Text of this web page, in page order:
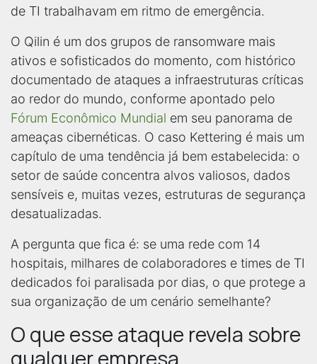
de TI trabalhavam em ritmo de emergência.
O Qilin é um dos grupos de ransomware mais
ativos e sofisticados do momento, com histórico
documentado de ataques a infraestruturas críticas
ao redor do mundo, conforme apontado pelo
Fórum Econômico Mundial em seu panorama de
ameaças cibernéticas. O caso Kettering é mais um
capítulo de uma tendência já bem estabelecida: o
setor de saúde concentra alvos valiosos, dados
sensíveis e, muitas vezes, estruturas de segurança
desatualizadas.
A pergunta que fica é: se uma rede com 14
hospitais, milhares de colaboradores e times de TI
dedicados foi paralisada por dias, o que protege a
sua organização de um cenário semelhante?
O que esse ataque revela sobre
qualquer empresa